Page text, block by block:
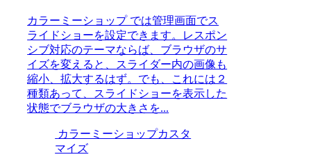
カラーミーショップ では管理画面でス
ライドショーを設定できます。レスポン
シブ対応のテーマならば、ブラウザのサ
イズを変えると、スライダー内の画像も
縮小、拡大するはず。でも、これには２
種類あって、スライドショーを表示した
状態でブラウザの大きさを...
カラーミーショップカスタ
マイズ